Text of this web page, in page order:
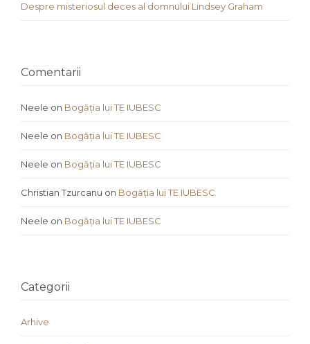
Despre misteriosul deces al domnului Lindsey Graham
Comentarii
Neele on Bogăția lui TE IUBESC
Neele on Bogăția lui TE IUBESC
Neele on Bogăția lui TE IUBESC
Christian Tzurcanu on Bogăția lui TE IUBESC
Neele on Bogăția lui TE IUBESC
Categorii
Arhive